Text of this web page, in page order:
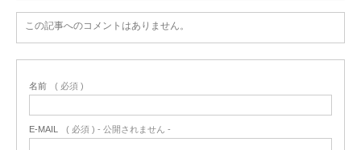
この記事へのコメントはありません。
名前 ( 必須 )
E-MAIL ( 必須 ) - 公開されません -